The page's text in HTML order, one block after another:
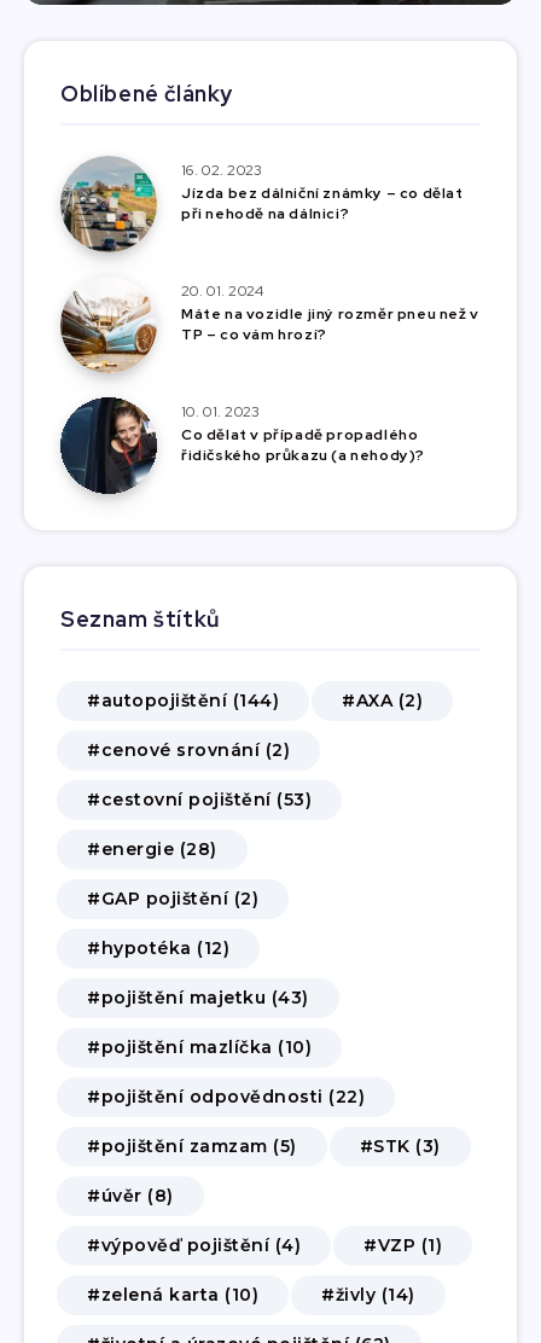
Oblíbené články
16. 02. 2023
Jízda bez dálniční známky – co dělat
při nehodě na dálnici?
20. 01. 2024
Máte na vozidle jiný rozměr pneu než v
TP – co vám hrozí?
10. 01. 2023
Co dělat v případě propadlého
řidičského průkazu (a nehody)?
Seznam štítků
#autopojištění (144) #AXA (2)
#cenové srovnání (2)
#cestovní pojištění (53)
#energie (28)
#GAP pojištění (2)
#hypotéka (12)
#pojištění majetku (43)
#pojištění mazlíčka (10)
#pojištění odpovědnosti (22)
#pojištění zamzam (5) #STK (3)
#úvěr (8)
#výpověď pojištění (4) #VZP (1)
#zelená karta (10) #živly (14)